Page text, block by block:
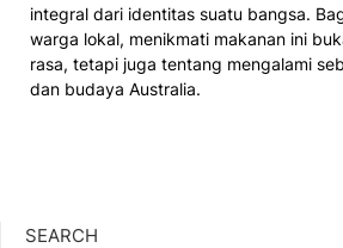
integral dari identitas suatu bangsa.
warga lokal, menikmati makanan ini
rasa, tetapi juga tentang mengalami
dan budaya Australia.
SEARCH